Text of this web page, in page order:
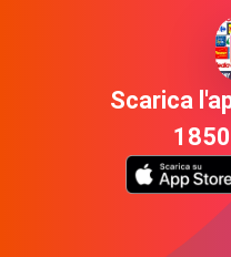
Scarica